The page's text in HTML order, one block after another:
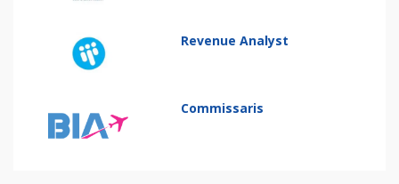
Revenue Analyst
Commissaris